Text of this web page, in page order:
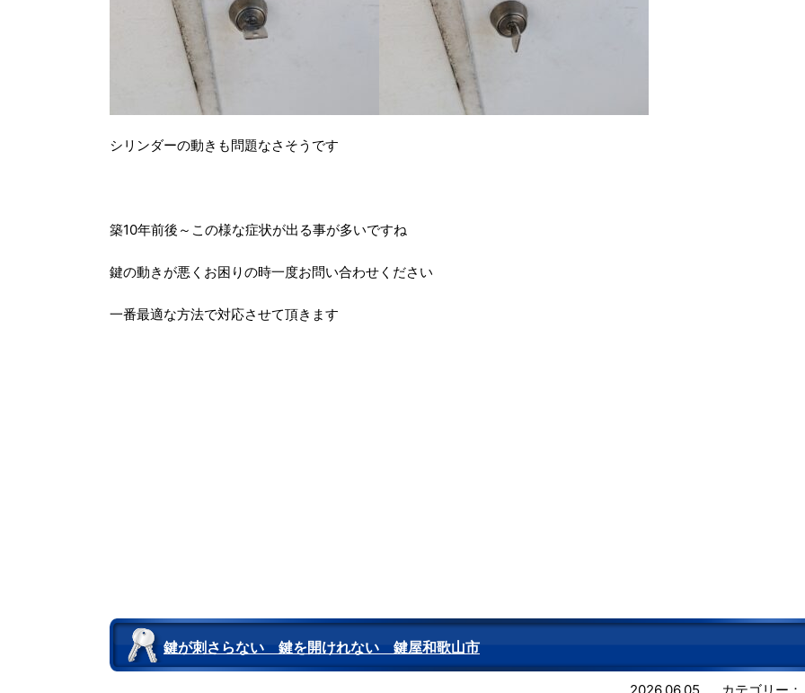
シリンダーの動きも問題なさそうです
築10年前後～この様な症状が出る事が多いですね
鍵の動きが悪くお困りの時一度お問い合わせください
一番最適な方法で対応させて頂きます
鍵が刺さらない 鍵を開けれない 鍵屋和歌山市